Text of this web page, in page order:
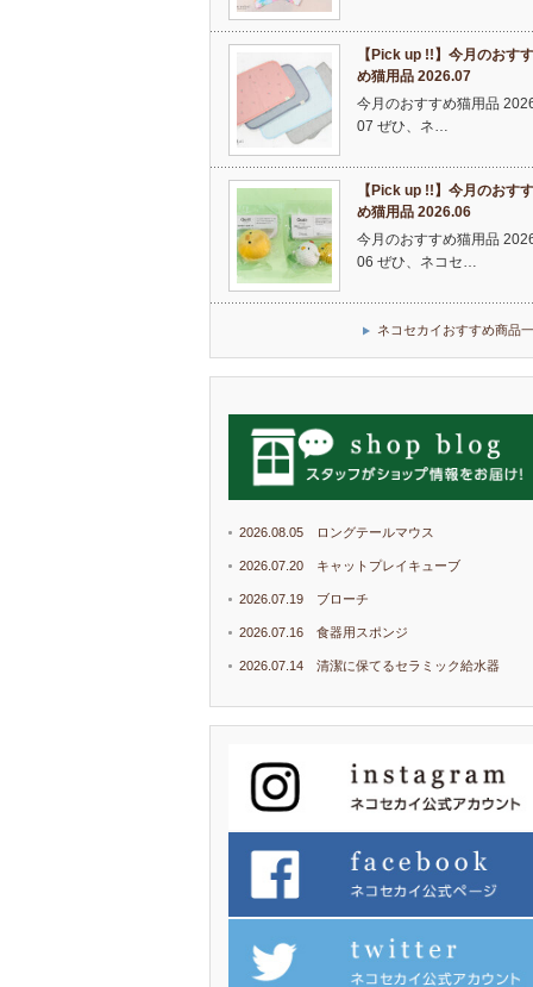
【Pick up !!】今月のおすす
め猫用品 2026.07
今月のおすすめ猫用品
07 ぜひ、ネ…
【Pick up !!】今月のおすす
め猫用品 2026.06
今月のおすすめ猫用品
06 ぜひ、ネコセ…
ネコセカイおすすめ商品
2026.08.05 ロングテールマウス
2026.07.20 キャットプレイキューブ
2026.07.19 ブローチ
2026.07.16 食器用スポンジ
2026.07.14 清潔に保てるセラミック給水器